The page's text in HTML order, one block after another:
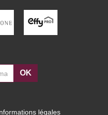
OK
légales